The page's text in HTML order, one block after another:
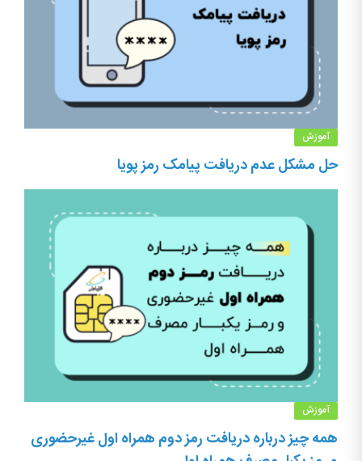
آموزش
حل مشکل عدم دریافت پیامک رمز پویا
آموزش
همه چیز درباره دریافت رمز دوم همراه اول غیرحضوری